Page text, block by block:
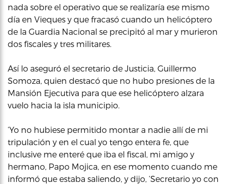
nada sobre el operativo que se realizaría ese mismo
día en Vieques y que fracasó cuando un helicóptero
de la Guardia Nacional se precipitó al mar y murieron
dos fiscales y tres militares.
Así lo aseguró el secretario de Justicia, Guillermo
Somoza, quien destacó que no hubo presiones de la
Mansión Ejecutiva para que ese helicóptero alzara
vuelo hacia la isla municipio.
‘Yo no hubiese permitido montar a nadie allí de mi
tripulación y en el cual yo tengo entera fe, que
inclusive me enteré que iba el fiscal, mi amigo y
hermano, Papo Mojica, en ese momento cuando me
informó que estaba saliendo, y dijo, ‘Secretario yo con